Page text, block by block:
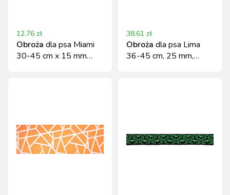
12.76 zł
Obroża dla psa Miami
30-45 cm x 15 mm
38.61 zł
Obroża dla psa Lima
36-45 cm, 25 mm,